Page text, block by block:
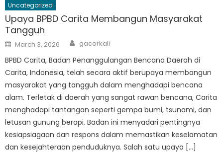
Uncategorized
Upaya BPBD Carita Membangun Masyarakat
Tangguh
Posted
on
March 3, 2026 Author
gacorkali
BPBD Carita, Badan Penanggulangan Bencana Daerah di
Carita, Indonesia, telah secara aktif berupaya membangun
masyarakat yang tangguh dalam menghadapi bencana
alam. Terletak di daerah yang sangat rawan bencana, Carita
menghadapi tantangan seperti gempa bumi, tsunami, dan
letusan gunung berapi. Badan ini menyadari pentingnya
kesiapsiagaan dan respons dalam memastikan keselamatan
dan kesejahteraan penduduknya. Salah satu upaya […]